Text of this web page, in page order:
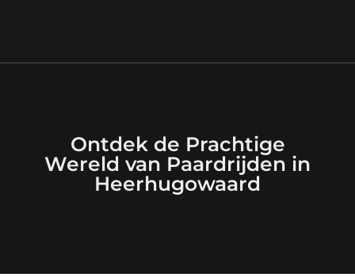
Ontdek de Prachtige
Wereld van Paardrijden in
Heerhugowaard